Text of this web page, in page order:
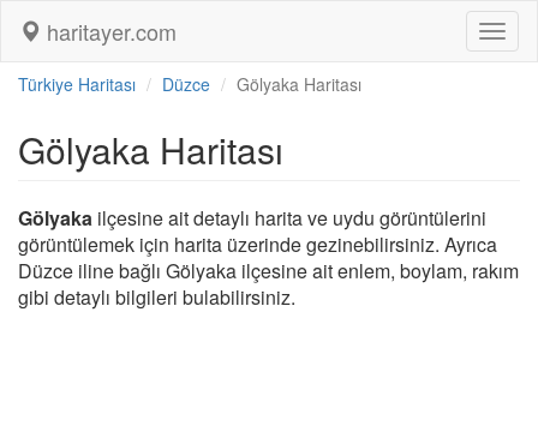
haritayer.com
Türkiye Haritası Düzce Gölyaka Haritası
Gölyaka Haritası
Gölyaka ilçesine ait detaylı harita ve uydu görüntülerini
görüntülemek için harita üzerinde gezinebilirsiniz. Ayrıca
Düzce iline bağlı Gölyaka ilçesine ait enlem, boylam, rakım
gibi detaylı bilgileri bulabilirsiniz.